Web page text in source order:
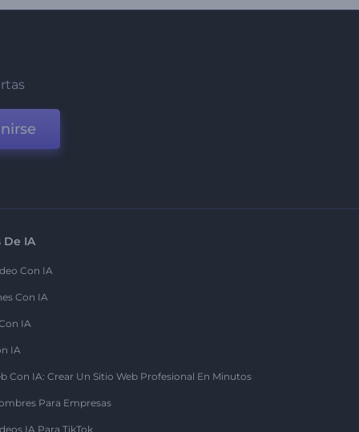
IA
Con IA
Con IA
IA
IA
Con IA: Crear Un Sitio Web Profesional En Minutos
Para Empresas
IA Para TikTok